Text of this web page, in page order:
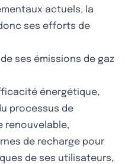
actuels, la
ses efforts de
ses émissions de gaz
énergétique,
processus de
renouvelable,
de recharge pour
de ses utilisateurs,